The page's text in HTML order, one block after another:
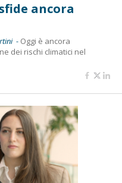
ancora
- Oggi è ancora
dei rischi climatici nel